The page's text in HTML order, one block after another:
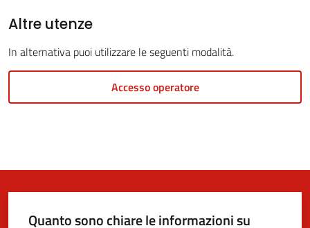
Servizi
line
Tutti
Altre utenze
In alternativa puoi utilizzare le seguenti modalità.
Accesso operatore
Quanto sono chiare le informazioni su